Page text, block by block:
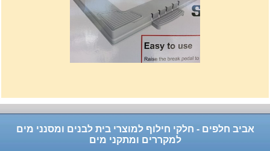
32נפתח עד 56ס"מ.
120שח
אביב חלפים - חלקי חילוף למוצרי בית לבנים ומסנני מים
למקררים ומתקני מים